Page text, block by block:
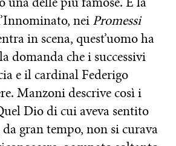
nei Promessi
in scena, quest’uomo ha
domanda che i successivi
e il cardinal Federigo
Manzoni descrive così i
Dio di cui aveva sentito
gran tempo, non si curava